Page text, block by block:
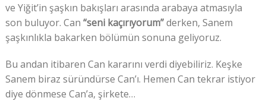
ve Yiğit’in şaşkın bakışları arasında arabaya atmasıyla
son buluyor. Can “seni kaçırıyorum”derken, Sanem
şaşkınlıkla bakarken bölümün sonuna geliyoruz.
Bu andan itibaren Can kararını verdi diyebiliriz. Keşke
Sanem biraz süründürse Can’ı. Hemen Can tekrar istiyor
diye dönmese Can’a, şirkete…